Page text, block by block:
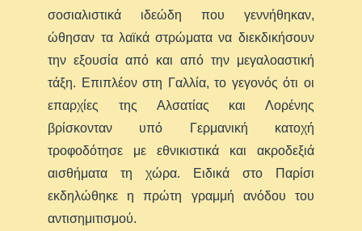
σοσιαλιστικά ιδεώδη που γεννήθηκαν,
ώθησαν τα λαϊκά στρώματα να διεκδικήσουν
την εξουσία από και από την μεγαλοαστική
τάξη. Επιπλέον στη Γαλλία, το γεγονός ότι οι
επαρχίες της Αλσατίας και Λορένης
βρίσκονταν υπό Γερμανική κατοχή
τροφοδότησε με εθνικιστικά και ακροδεξιά
αισθήματα τη χώρα. Ειδικά στο Παρίσι
εκδηλώθηκε η πρώτη γραμμή ανόδου του
αντισημιτισμού.